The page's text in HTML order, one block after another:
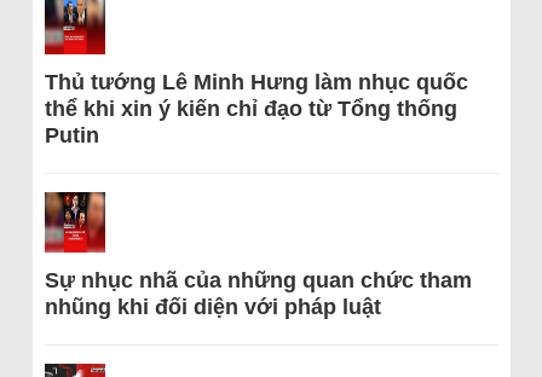
Thủ tướng Lê Minh Hưng làm nhục quốc
thể khi xin ý kiến chỉ đạo từ Tổng thống
Putin
Sự nhục nhã của những quan chức tham
nhũng khi đối diện với pháp luật